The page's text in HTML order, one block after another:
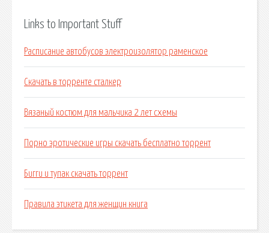
Links to Important Stuff
Расписание автобусов электроизолятор раменское
Скачать в торренте сталкер
Вязаный костюм для мальчика 2 лет схемы
Порно эротические игры скачать бесплатно торрент
Бигги и тупак скачать торрент
Правила этикета для женщин книга